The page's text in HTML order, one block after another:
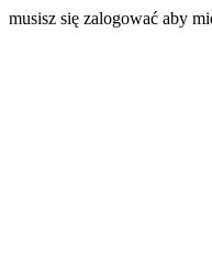
musisz się zalogować aby